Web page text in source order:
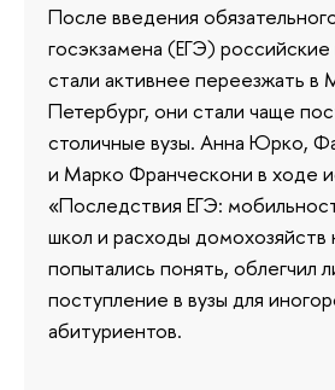
После введения
госэкзамена (ЕГЭ) российские
стали активнее переезжать в
Петербург, они стали чаще
столичные вузы. Анна Юрко,
и Марко Франческони в ходе
«Последствия ЕГЭ:
школ и расходы домохозяйств
попытались понять, облегчил
поступление в вузы для
абитуриентов.